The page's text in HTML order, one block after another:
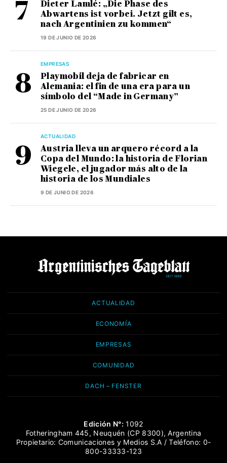
Dieter Lamlé: „Die Phase des
Abwartens ist vorbei. Jetzt gilt es,
nach Argentinien zu kommen“
19 DE JUNIO DE 2026
EMPRESAS
Playmobil deja de fabricar en
Alemania: el fin de una era para un
símbolo del “Made in Germany”
25 DE JUNIO DE 2026
ACTUALIDAD
Austria lleva un arquero récord a la
Copa del Mundo: la historia de Florian
Wiegele, el jugador más alto de la
historia de los Mundiales
9 DE JUNIO DE 2026
ACTUALIDAD
ECONOMÍA
EMPRESAS
COMUNIDAD
DACH – FENSTER
Edición N°: 1092
Fotheringham 445, Neuquén (CP 8300), Argentina
Propietario: Comunicaciones y Medios S.A / Teléfono: 0-
800-33333-123